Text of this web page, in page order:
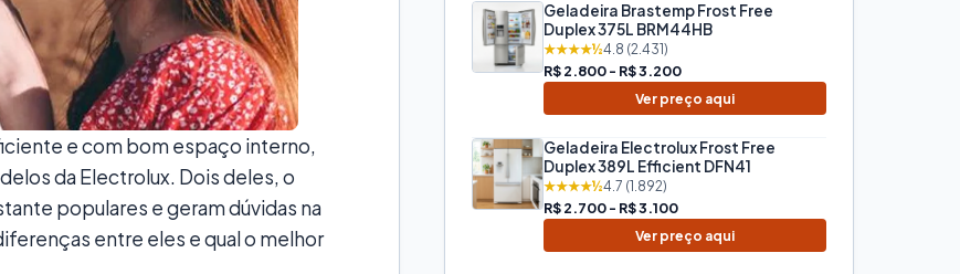
e com bom espaço interno,
da Electrolux. Dois deles, o
populares e geram dúvidas na
entre eles e qual o melhor
Geladeira Brastemp Frost Free
Duplex 375L BRM44HB
★★★★½4.8 (2.431)
R$ 2.800 - R$ 3.200
Ver preço aqui
Geladeira Electrolux Frost Free
Duplex 389L Efficient DFN41
★★★★½4.7 (1.892)
R$ 2.700 - R$ 3.100
Ver preço aqui